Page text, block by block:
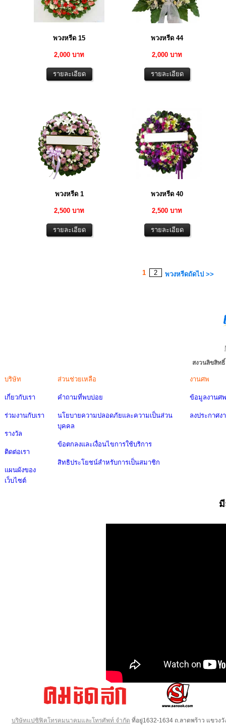
พวงหรีด 15
2,000 บาท
พวงหรีด 44
2,000 บาท
พวงหรีด 1
2,500 บาท
พวงหรีด 40
2,500 บาท
1 2 พวงหรีดถัดไป >>
สงวนลิขสิท
บริษัท
เกี่ยวกับเรา
ร่วมงานกับเรา
รางวัล
ติดต่อเรา
แผนผังของ
เว็บไซต์
ส่วนช่วยเหลือ
คำถามที่พบบ่อย
นโยบายความปลอดภัยและความเป็นส่วน
บุคคล
ข้อตกลงและเงื่อนไขการใช้บริการ
สิทธิประโยชน์สำหรับการเป็นสมาชิก
งานศพ
ข้อมูลงานศพ
ลงประกาศง
บริษัทแปซิฟิคโทรคมนาคมและโทรศัพท์ จำกัด ที่อยู่1632-1634 ถ.ลาดพร้าว แขวง